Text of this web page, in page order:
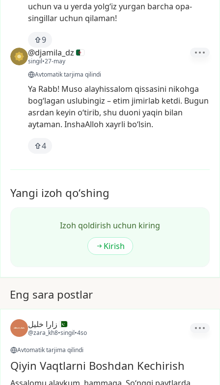
uchun va u yerda yolg‘iz yurgan barcha opa-
singillar uchun qilaman!
9
@djamila_dz
singil•27-may
Avtomatik tarjima qilindi
Ya Rabb! Muso alayhissalom qissasini nikohga
bog‘lagan uslubingiz – etim jimirlab ketdi. Bugun
asrdan keyin o‘tirib, shu duoni yaqin bilan
aytaman. InshaAlloh xayrli bo‘lsin.
4
Yangi izoh qoʻshing
Izoh qoldirish uchun kiring
Kirish
Eng sara postlar
زارا خلیل
@zara_kh8•singil•4so
Avtomatik tarjima qilindi
Qiyin Vaqtlarni Boshdan Kechirish